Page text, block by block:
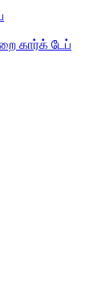
கார்க் டேப்